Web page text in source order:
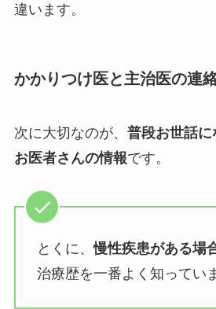
違います。
かかりつけ医と主治医の連
次に大切なのが、 普段お世話
お医者さんの情報です。
とくに、慢性疾患がある場
治療歴を一番よく知ってい